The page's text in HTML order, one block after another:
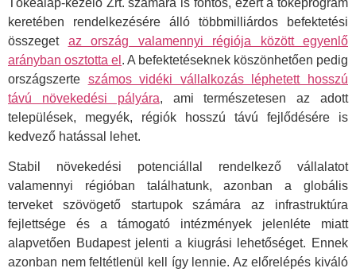
keretében rendelkezésére álló többmilliárdos befektetési
összeget az ország valamennyi régiója között egyenlő
arányban osztotta el . A befektetéseknek köszönhetően pedig
országszerte számos vidéki vállalkozás léphetett hosszú
távú növekedési pályára, ami természetesen az adott
települések, megyék, régiók hosszú távú fejlődésére is
kedvező hatással lehet.
Stabil növekedési potenciállal rendelkező vállalatot
valamennyi régióban találhatunk, azonban a globális
terveket szövögető startupok számára az infrastruktúra
fejlettsége és a támogató intézmények jelenléte miatt
alapvetően Budapest jelenti a kiugrási lehetőséget. Ennek
azonban nem feltétlenül kell így lennie. Az előrelépés kiváló